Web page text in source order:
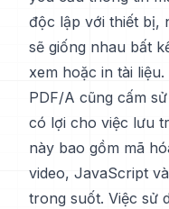
độc lập với thiết bị,
sẽ giống nhau bất
xem hoặc in tài liệu.
PDF/A cũng cấm
có lợi cho việc lưu
này bao gồm mã
video, JavaScript
trong suốt. Việc sử